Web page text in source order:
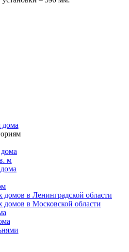
дома
м
домов в Ленинградской области
домов в Московской области